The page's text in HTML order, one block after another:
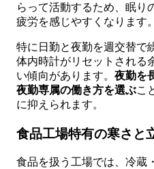
らって活動するため、眠り
疲労を感じやすくなります。
特に日勤と夜勤を週交替で
体内時計がリセットされる
い傾向があります。 夜勤を
夜勤専属の働き方を選ぶこ
に抑えられます。
食品工場特有の寒さと
食品を扱う工場では、冷蔵